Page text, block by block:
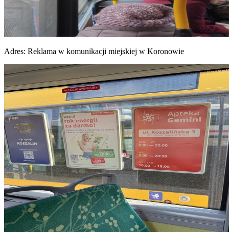
Adres: Reklama w komunikacji miejskiej w Koronowie